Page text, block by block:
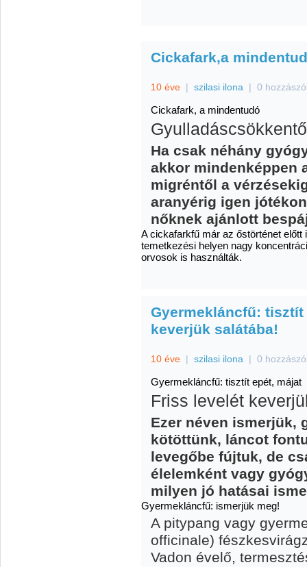
Cickafark,a
10 éve | szilasi ilona | 0
Cickafark, a mindentudó
Ha csak néhány
akkor mindenképpen
migréntől a
aranyérig igen
nőknek ajánlott
A cickafarkfű már az őstörténet
temetkezési helyen nagy
orvosok is használták.
Gyermekláncfű:
keverjük salátába!
10 éve | szilasi ilona | 0
Gyermekláncfű: tisztít epét, májat
Friss levelét
Ezer néven ismerjük,
kötöttünk, láncot
levegőbe fújtuk, de
élelemként vagy
milyen jó hatásai
Gyermekláncfű: ismerjük meg!
A pitypang vagy
officinale)
Vadon évelő,